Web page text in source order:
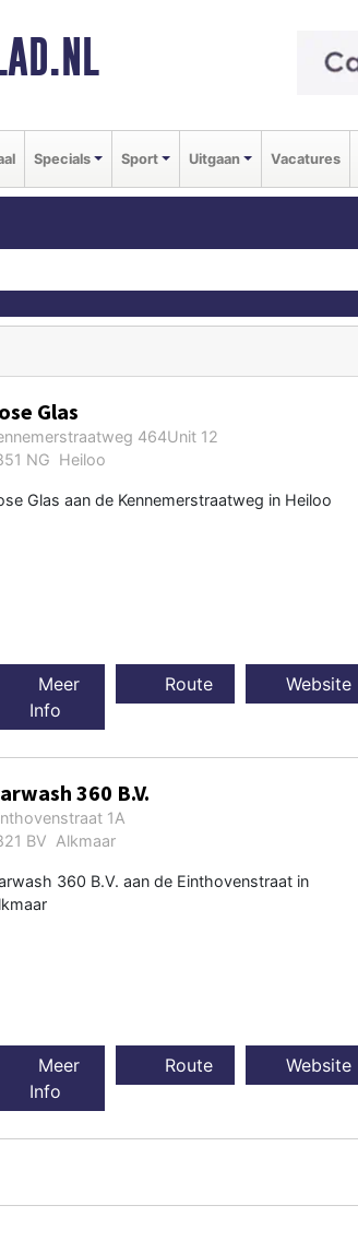
Specials Sport Uitgaan Vacatures
Glas
464Unit 12
NG Heiloo
Glas aan de Kennemerstraatweg in Heiloo
Meer
Info
Route Website
360 B.V.
1A
BV Alkmaar
360 B.V. aan de Einthovenstraat in
Meer
Info
Route Website